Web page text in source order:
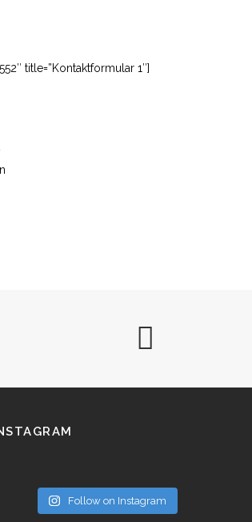
title=”Kontaktformular 1″]
Follow on Instagram